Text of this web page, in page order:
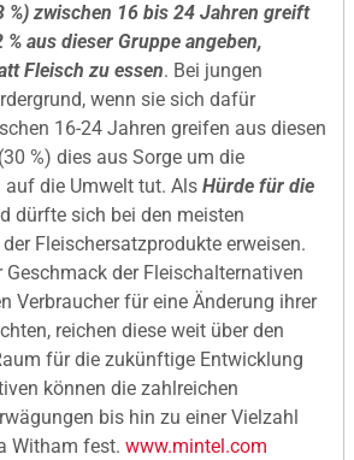
%) zwischen 16 bis 24 Jahren greift
aus dieser Gruppe angeben,
Fleisch zu essen. Bei jungen
wenn sie sich dafür
16-24 Jahren greifen aus diesen
%) dies aus Sorge um die
die Umwelt tut. Als Hürde für die
dürfte sich bei den meisten
der Fleischersatzprodukte erweisen.
Geschmack der Fleischalternativen
Verbraucher für eine Änderung ihrer
reichen diese weit über den
für die zukünftige Entwicklung
können die zahlreichen
bis hin zu einer Vielzahl
Witham fest. www.mintel.com